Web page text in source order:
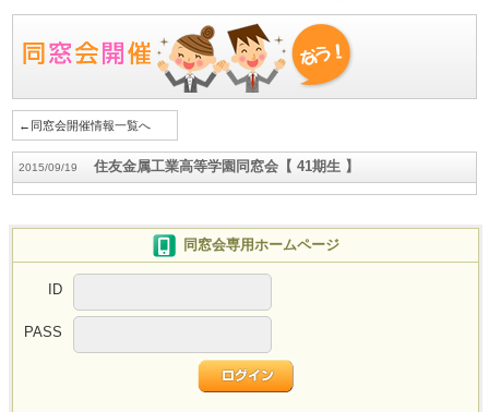
←同窓会開催情報一覧へ
2015/09/19 住友金属工業高等学園同窓会【 41期生 】
同窓会専用ホームページ
ID
PASS